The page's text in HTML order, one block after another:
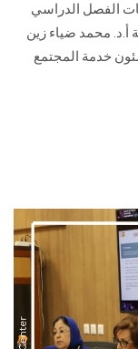
الفصل الدراسي
أ.د. محمد ضياء زين
خدمة المجتمع